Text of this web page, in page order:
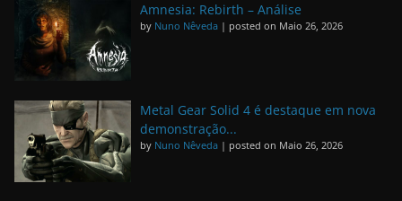
Amnesia: Rebirth – Análise
by Nuno Nêveda | posted on Maio 26, 2026
Metal Gear Solid 4 é destaque em nova
demonstração...
by Nuno Nêveda | posted on Maio 26, 2026